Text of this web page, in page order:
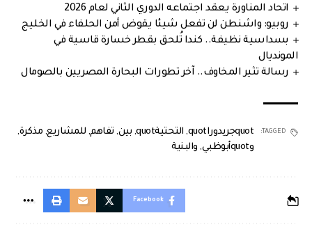
اتحاد المناورة يعقد اجتماعه الدوري الثاني لعام 2026
روبيو: واشنطن لن تفعل شيئا يقوض أمن الحلفاء في الخليج
بسداسية نظيفة.. كندا تُلحق بقطر خسارة قاسية في
المونديال
رسالة تثير المخاوف.. آخر تطورات البحارة المصريين بالصومال
TAGGED: quotجريدوراquot , التحتيةquot , بين, تفاهم, للمشاريع, مذكرة,
وquotأبوظبي
, والبنية
Facebook